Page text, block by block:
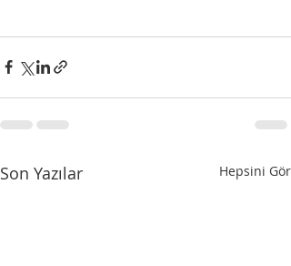
Son Yazılar Hepsini Gör